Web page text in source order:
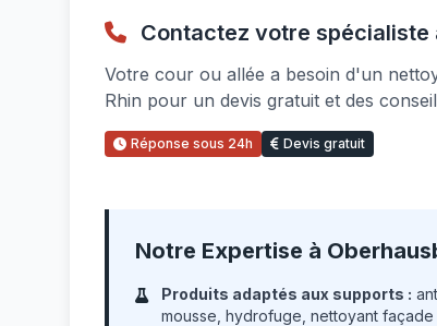
Contactez votre spécialiste
Votre cour ou allée a besoin d'un
Rhin pour un devis gratuit et des
Réponse sous 24h Devis gratuit
Notre Expertise à
Produits adaptés aux supports :
mousse, hydrofuge, nettoyant façade